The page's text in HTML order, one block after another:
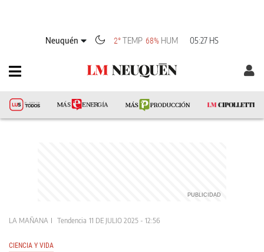
Neuquén 2° TEMP 68% HUM 05:27 HS
LA MAÑANA Tendencia 11 DE JULIO 2025 - 12:56
CIENCIA Y VIDA